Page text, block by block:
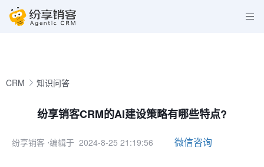
CRM 知识问答
纷享销客CRM的AI建设策略有哪些特点?
纷享销客 ⋅编辑于 2024-8-25 21:19:56 微信咨询